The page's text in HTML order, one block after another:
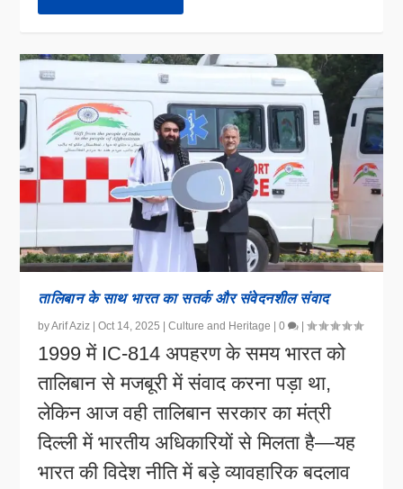
तालिबान के साथ भारत का सतर्क और संवेदनशील संवाद
byArif Aziz |Oct 14, 2025 |Culture and Heritage |0 |
1999 में IC-814 अपहरण के समय भारत को
तालिबान से मजबूरी में संवाद करना पड़ा था,
लेकिन आज वही तालिबान सरकार का मंत्री
दिल्ली में भारतीय अधिकारियों से मिलता है—यह
भारत की विदेश नीति में बड़े व्यावहारिक बदलाव